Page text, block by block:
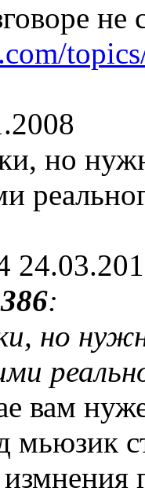
не
но
386:
но
вам
мьюзик